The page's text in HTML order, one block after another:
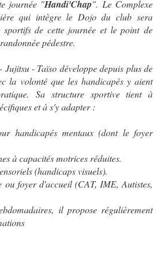
journée "Handi'Chap". Le Complexe
qui intègre le Dojo du club sera
de cette journée et le point de
pédestre.
- Taïso développe depuis plus de
la volonté que les handicapés y aient
Sa structure sportive tient à
et à s'y adapter :
handicapés mentaux (dont le foyer
à capacités motrices réduites.
(handicaps visuels).
foyer d'accueil (CAT, IME, Autistes,
il propose régulièrement